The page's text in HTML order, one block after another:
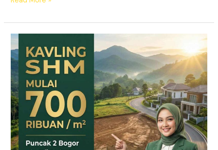
HARMONI
PRIME
EAST
BOGOR
–
KAVLING
SHM
LEGAL
DI
PUNCAK